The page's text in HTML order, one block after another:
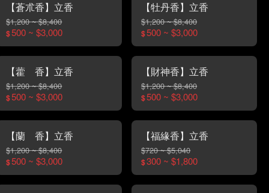
【蒼朮香】立香
$1,200 ~ $8,400
$500 ~ $3,000
【牡丹香】立香
$1,200 ~ $8,400
$500 ~ $3,000
【藿 香】立香
$1,200 ~ $8,400
$500 ~ $3,000
【財神香】立香
$1,200 ~ $8,400
$500 ~ $3,000
【蘭 香】立香
$1,200 ~ $8,400
$500 ~ $3,000
【福緣香】立香
$720 ~ $5,040
$300 ~ $1,800